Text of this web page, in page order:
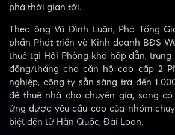
phá thời gian tới.
Theo ông Vũ Đình Luân, Phó Tổng
phần Phát triển và Kinh doanh BĐS
thuê tại Hải Phòng khá hấp dẫn, trung
đồng/tháng cho căn hộ cao cấp 2
nghiệp, công ty sẵn sàng trả đến
để thuê nhà cho chuyên gia, song
ứng được yêu cầu cao của nhóm
biệt đến từ Hàn Quốc, Đài Loan.